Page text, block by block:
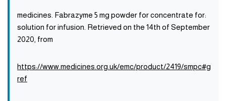
:medicines. Fabrazyme 5 mg powder for concentrate for
solution for infusion. Retrieved on the 14th of September
2020, from
https://www.medicines.org.uk/emc/product/2419/smpc#g
ref